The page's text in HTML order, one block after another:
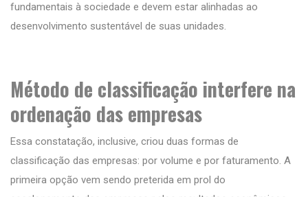
fundamentais à sociedade e devem estar alinhadas ao
desenvolvimento sustentável de suas unidades.
Método de classificação interfere na
ordenação das empresas
Essa constatação, inclusive, criou duas formas de
classificação das empresas: por volume e por faturamento. A
primeira opção vem sendo preterida em prol do